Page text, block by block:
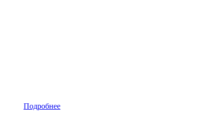
Подробнее